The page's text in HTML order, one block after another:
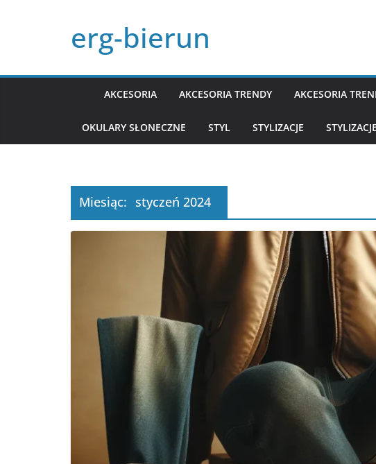
erg-bierun
AKCESORIA AKCESORIA TRENDY AKCESORIA
OKULARY SŁONECZNE STYL STYLIZACJE
Miesiąc: styczeń 2024